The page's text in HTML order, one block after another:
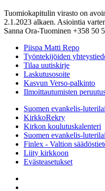
Tuomiokapitulin virasto on
2.1.2023 alkaen. Asiointia
Sanna Ora-Tuominen +358 50
Piispa Matti Repo
Työntekijöiden
Tilaa uutiskirje
Laskutusosoite
Kasvun Verso-palkinto
Ilmoittautumisten
Suomen evankelis-
KirkkoRekry
Kirkon koulutuskalenteri
Suomen evankelis-
Finlex - Valtion
Liity kirkkoon
Evästeasetukset